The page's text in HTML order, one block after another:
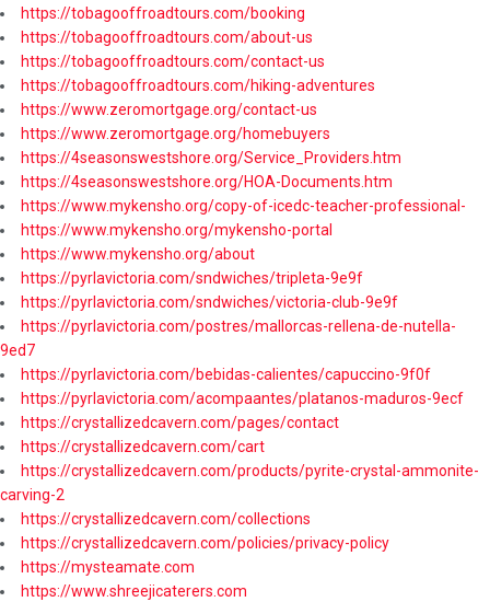
https://tobagooffroadtours.com/booking
https://tobagooffroadtours.com/about-us
https://tobagooffroadtours.com/contact-us
https://tobagooffroadtours.com/hiking-adventures
https://www.zeromortgage.org/contact-us
https://www.zeromortgage.org/homebuyers
https://4seasonswestshore.org/Service_Providers.htm
https://4seasonswestshore.org/HOA-Documents.htm
https://www.mykensho.org/copy-of-icedc-teacher-professional-
https://www.mykensho.org/mykensho-portal
https://www.mykensho.org/about
https://pyrlavictoria.com/sndwiches/tripleta-9e9f
https://pyrlavictoria.com/sndwiches/victoria-club-9e9f
https://pyrlavictoria.com/postres/mallorcas-rellena-de-nutella-
9ed7
https://pyrlavictoria.com/bebidas-calientes/capuccino-9f0f
https://pyrlavictoria.com/acompaantes/platanos-maduros-9ecf
https://crystallizedcavern.com/pages/contact
https://crystallizedcavern.com/cart
https://crystallizedcavern.com/products/pyrite-crystal-ammonite-
carving-2
https://crystallizedcavern.com/collections
https://crystallizedcavern.com/policies/privacy-policy
https://mysteamate.com
https://www.shreejicaterers.com